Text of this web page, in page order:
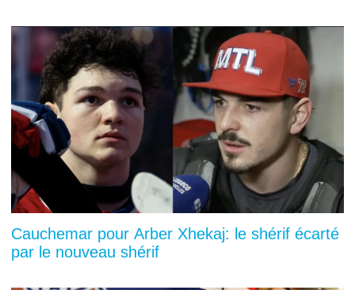
Cauchemar pour Arber Xhekaj: le shérif écarté
par le nouveau shérif